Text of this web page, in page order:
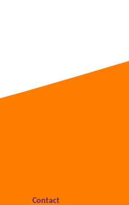
Contact